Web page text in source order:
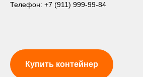
Телефон: +7 (911) 999-99-84
Купить контейнер